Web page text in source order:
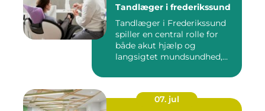
Tandlæger i frederikssund
Tandlæger i Frederikssund
spiller en central rolle for
både akut hjælp og
langsigtet mundsundhed,
07. jul